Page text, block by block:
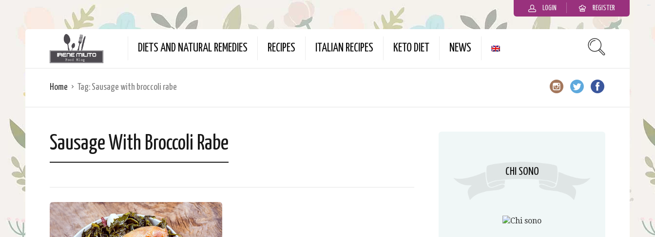
LOGIN REGISTER
DIETS AND NATURAL REMEDIES RECIPES ITALIAN RECIPES KETO DIET NEWS
Home Tag: Sausage with broccoli rabe
Sausage With Broccoli Rabe
CHI SONO